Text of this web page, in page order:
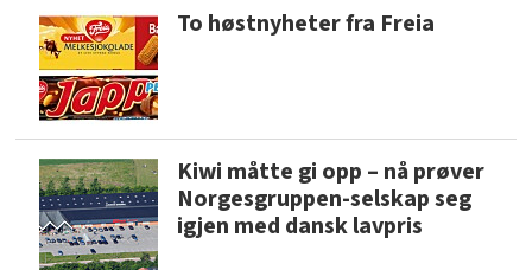
To høstnyheter fra Freia
Kiwi måtte gi opp – nå prøver
Norgesgruppen-selskap seg
igjen med dansk lavpris